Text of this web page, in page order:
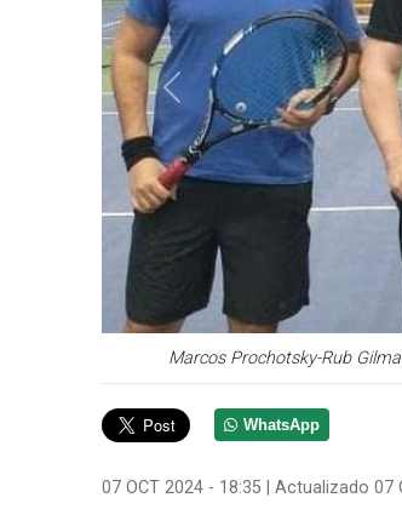
Marcos Prochotsky-Rub
Anterior
WhatsApp
07 OCT 2024 - 18:35 | Actualizado 07